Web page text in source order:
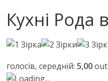
Кухні Рода
голосів, середній:5,00
Loading...